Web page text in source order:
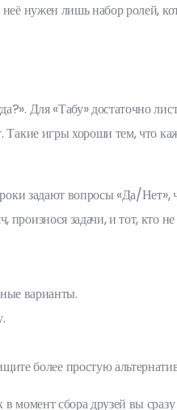
нужен лишь набор ролей,
Для «Табу» достаточно
игры хороши тем, что
задают вопросы «Да/
задачи, и тот, кто
варианты.
более простую
сбора друзей вы